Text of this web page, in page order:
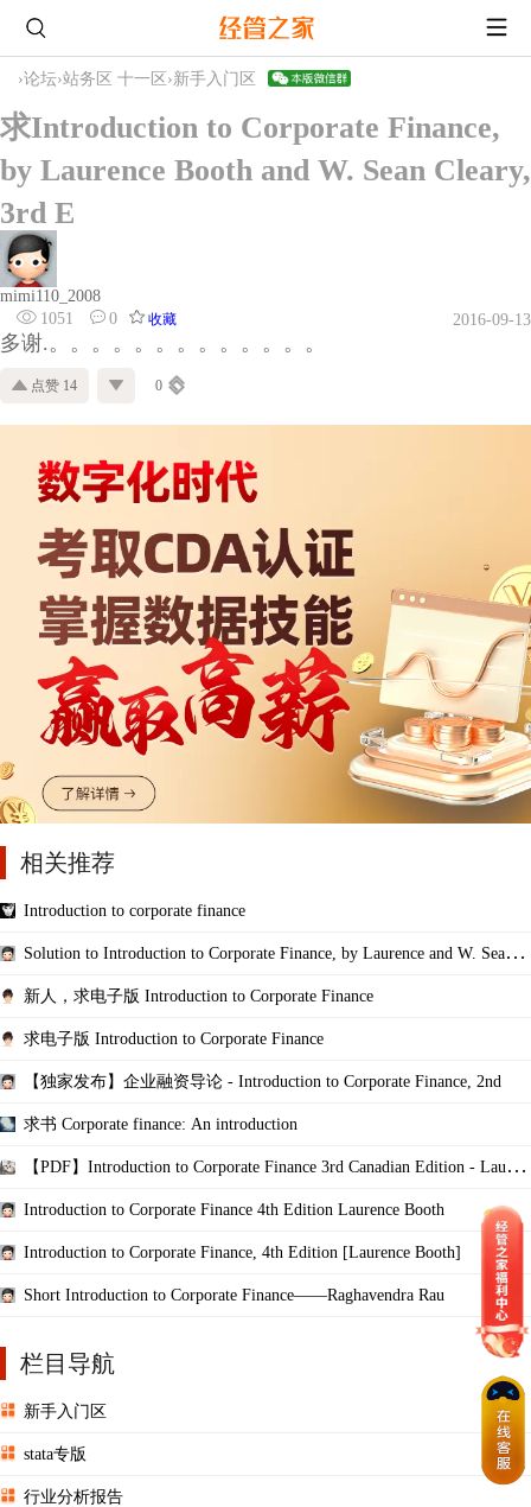
›论坛›站务区 十一区 ›新手入门区
求Introduction to Corporate Finance,
by Laurence Booth and W. Sean Cleary,
3rd E
mimi110_2008
1051
0 收藏 2016-09-13
多谢.。。。。。。。。。。。。。
点赞 14 0
相关推荐
Introduction to corporate finance
Solution to Introduction to Corporate Finance, by Laurence and W. Sean,2
新人，求电子版 Introduction to Corporate Finance
求电子版 Introduction to Corporate Finance
【独家发布】企业融资导论 - Introduction to Corporate Finance, 2nd
求书 Corporate finance: An introduction
【PDF】Introduction to Corporate Finance 3rd Canadian Edition - Lauren
Introduction to Corporate Finance 4th Edition Laurence Booth
Introduction to Corporate Finance, 4th Edition [Laurence Booth]
Short Introduction to Corporate Finance——Raghavendra Rau
栏目导航
新手入门区
stata专版
行业分析报告